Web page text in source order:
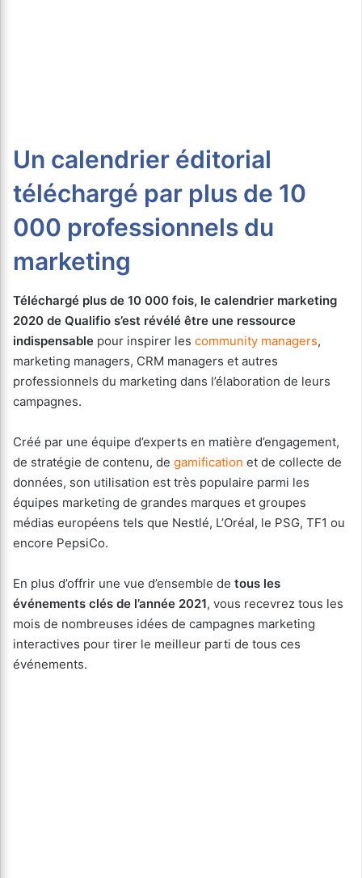
Un calendrier éditorial
téléchargé par plus de 10
000 professionnels du
marketing
Téléchargé plus de 10 000 fois, le calendrier marketing
2020 de Qualifio s’est révélé être une ressource
indispensable pour inspirer les community managers,
marketing managers, CRM managers et autres
professionnels du marketing dans l’élaboration de leurs
campagnes.
Créé par une équipe d’experts en matière d’engagement,
de stratégie de contenu, de gamification et de collecte de
données, son utilisation est très populaire parmi les
équipes marketing de grandes marques et groupes
médias européens tels que Nestlé, L’Oréal, le PSG, TF1 ou
encore PepsiCo.
En plus d’offrir une vue d’ensemble de tous les
événements clés de l’année 2021, vous recevrez tous les
mois de nombreuses idées de campagnes marketing
interactives pour tirer le meilleur parti de tous ces
événements.